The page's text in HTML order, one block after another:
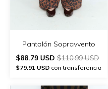
Pantalón Sopravvento
$88.79 USD $110.99 USD
$79.91 USD con transferencia